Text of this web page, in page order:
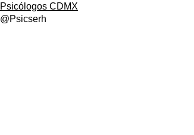
Psicólogos CDMX
@Psicserh